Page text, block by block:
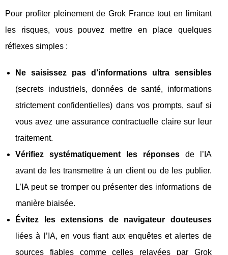
Pour profiter pleinement de Grok France tout en limitant
les risques, vous pouvez mettre en place quelques
réflexes simples :
Ne saisissez pas d’informations ultra sensibles
(secrets industriels, données de santé, informations
strictement confidentielles) dans vos prompts, sauf si
vous avez une assurance contractuelle claire sur leur
traitement.
Vérifiez systématiquement les réponsesde l’IA
avant de les transmettre à un client ou de les publier.
L’IA peut se tromper ou présenter des informations de
manière biaisée.
Évitez les extensions de navigateur douteuses
liées à l’IA, en vous fiant aux enquêtes et alertes de
sources fiables comme celles relayées par Grok